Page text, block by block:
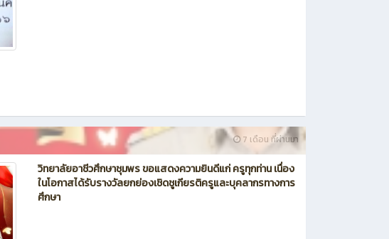
7 เดือน ที่ผ่านมา
วิทยาลัยอาชีวศึกษาชุมพร ขอแสดงความยินดีแก่ ครูทุกท่าน เนื่อง
ในโอกาสได้รับรางวัลยกย่องเชิดชูเกียรติครูและบุคลากรทางการ
ศึกษา